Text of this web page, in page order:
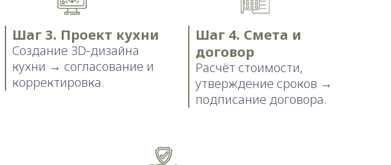
Шаг 3. Проект кухни
Создание 3D-дизайна
кухни → согласование и
корректировка.
Шаг 4. Смета и
договор
Расчёт стоимости,
утверждение сроков →
подписание договора.